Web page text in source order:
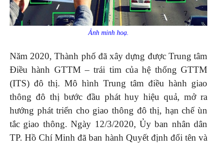
Ảnh minh hoạ.
Năm 2020, Thành phố đã xây dựng được Trung tâm
Điều hành GTTM – trái tim của hệ thống GTTM
(ITS) đô thị. Mô hình Trung tâm điều hành giao
thông đô thị bước đầu phát huy hiệu quả, mở ra
hướng phát triển cho giao thông đô thị, hạn chế ùn
tắc giao thông. Ngày 12/3/2020, Ủy ban nhân dân
TP. Hồ Chí Minh đã ban hành Quyết định đổi tên và